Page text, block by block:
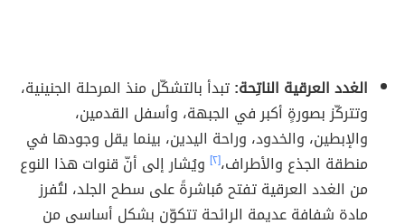
الغدد العرقية الناتِحة:تبدأ بالتشكّل منذ المرحلة الجنينية،
وتتركّز بصورةٍ أكبر في الجبهة، وأسفل القدمين،
والإبطين، والخدود، وراحة اليدين، بينما يقل وجودها في
منطقة الجذع والأطراف،[٢] ويُشار إلى أنّ قنوات هذا النوع
من الغدد العرقية تفتح مُباشرةً على سطح الجلد، لتُفرز
مادة شفافة عديمة الرائحة تتكوّن بشكلٍ أساسي من